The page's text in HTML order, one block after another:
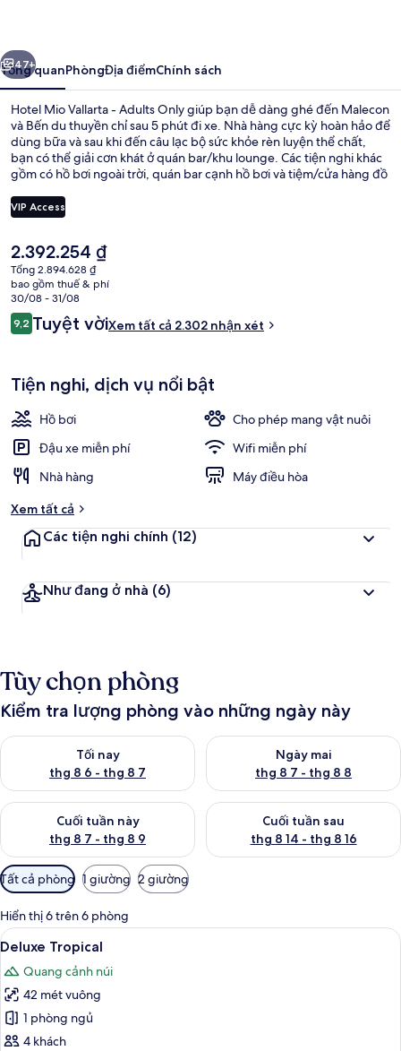
Adults
Only
Tiếp
47+
Tổng quanPhòngĐịa điểmChính sách
Hotel Mio Vallarta - Adults Only giúp bạn dễ dàng ghé đến Malecon
và Bến du thuyền chỉ sau 5 phút đi xe. Nhà hàng cực kỳ hoàn hảo để
dùng bữa và sau khi đến câu lạc bộ sức khỏe rèn luyện thể chất,
bạn có thể giải cơn khát ở quán bar/khu lounge. Các tiện nghi khác
gồm có hồ bơi ngoài trời, quán bar cạnh hồ bơi và tiệm/cửa hàng đồ
trong lòng du khách.
VIP Access
Giá
hiện
tại
là
2.392.254 ₫
2.392.254 ₫
Tổng 2.894.628 ₫
bao gồm thuế & phí
30/08 - 31/08
Nhận
xét
9,29,2 trên 10,
Tuyệt vờiXem tất cả 2.302 nhận xét
Tiện nghi, dịch vụ nổi bật
Hồ bơi
Cho phép mang vật nuôi
Đậu xe miễn phí
Wifi miễn phí
Nhà hàng
Máy điều hòa
Xem tất cả
Các tiện nghi chính (12)
Như đang ở nhà (6)
Tùy chọn phòng
Kiểm tra lượng phòng vào những ngày này
Tối nay
thg 8 6 - thg 8 7
Kiểm tra lượng phòng tối nay từ thg 8 6 - thg 8 7
Ngày mai
thg 8 7 - thg 8 8
Kiểm tra lượng phòng ngày
Cuối tuần này
thg 8 7 - thg 8 9
Kiểm tra lượng phòng cuối tuần này từ thg 8 7 - thg 8 9
Cuối tuần sau
thg 8 14 - thg 8 16
Kiểm tra lượng phòng cuối
Bộ
lọc
có
thể
dùng
để
lọc
tìm
phòng
Tất cả phòng 1 giường 2 giường
Hiển thị 6 trên 6 phòng
Xem
tất
cả
ảnh
Deluxe
Tropical
Minibar, két bảo mật tại phòng, bàn
6
Deluxe Tropical
Quang cảnh núi
42 mét vuông
1 phòng ngủ
4 khách